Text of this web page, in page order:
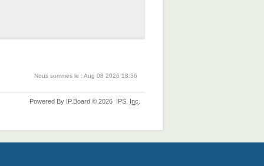
Nous sommes le : Aug 08 2026 18:36
Powered By IP.Board © 2026 IPS, Inc